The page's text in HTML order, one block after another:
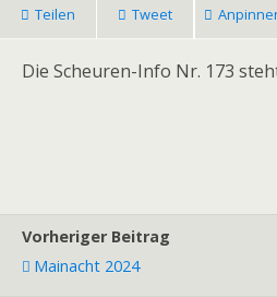
Teilen Tweet
Die Scheuren-Info Nr. 173
Vorheriger Beitrag
Mainacht 2024